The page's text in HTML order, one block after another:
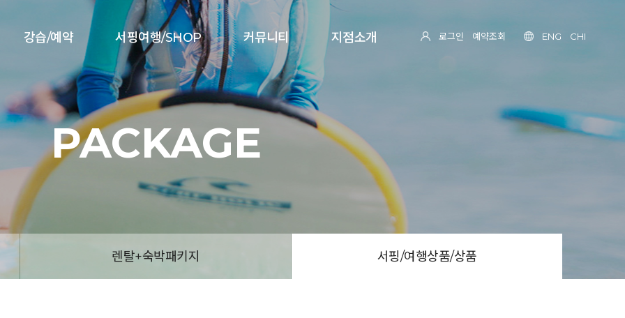
강습/예약 서핑여행/SHOP 커뮤니티 지점소개 로그인 예약조회 ENG CHI
PACKAGE
렌탈+숙박패키지 서핑/여행상품/상품